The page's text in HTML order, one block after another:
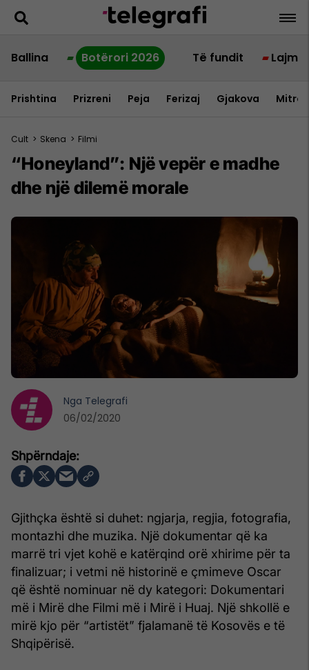
Ballina Botërori 2026 Të fundit Lajme
Prishtina Prizreni Peja Ferizaj Gjakova
Cult > Skena > Filmi
“Honeyland”: Një vepër e madhe
dhe një dilemë morale
Gjithçka është si duhet: ngjarja, regjia, fotografia,
montazhi dhe muzika. Një dokumentar që ka
marrë tri vjet kohë e katërqind orë xhirime për ta
finalizuar; i vetmi në historinë e çmimeve Oscar
që është nominuar në dy kategori: Dokumentari
më i Mirë dhe Filmi më i Mirë i Huaj. Një shkollë e
mirë kjo për “artistët” fjalamanë të Kosovës e të
Shqipërisë.
Nga Telegrafi
06/02/2020